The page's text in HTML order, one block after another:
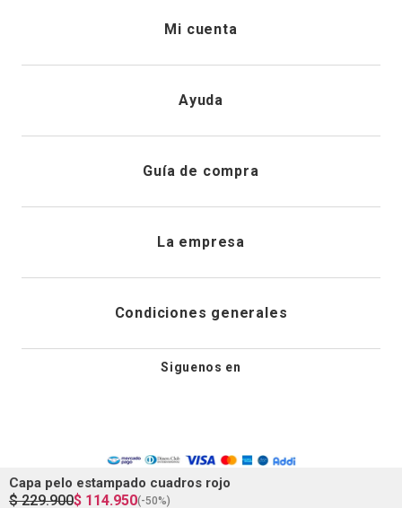
Capa pelo estampado cuadros rojo
$ 229.900$ 114.950(-50%)
Mi cuenta
Registrarme
Historial de pedidos
Ayuda
Envíanos un email
Cambios, devoluciones y desistimiento
Guía de compra
Cuidado de prendas
La empresa
Tiendas
Condiciones generales
Aviso legal
Política de privacidad
Siguenos en